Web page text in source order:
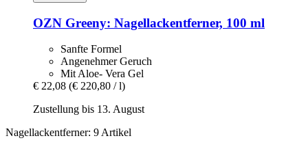
OZN Greeny: Nagellackentferner, 100 ml
Sanfte Formel
Angenehmer Geruch
Mit Aloe- Vera Gel
€ 22,08 (€ 220,80 / l)
Zustellung bis 13. August
Nagellackentferner: 9 Artikel